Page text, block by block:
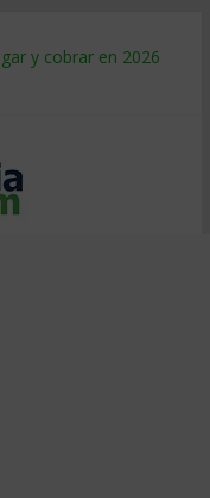
y cobrar en 2026
tan caro
a tiempo
qué hacer
y venderle